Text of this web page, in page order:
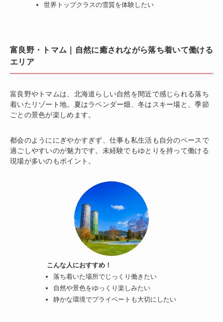
世界トップクラスの雪質を体験したい
富良野・トマム｜自然に癒されながら落ち着いて働ける
エリア
富良野やトマムは、北海道らしい自然を間近で感じられる落ち
着いたリゾート地。夏はラベンダー畑、冬はスキー場と、季節
ごとの景色が楽しめます。
都会のようににぎやかすぎず、仕事も私生活も自分のペースで
過ごしやすいのが魅力です。未経験でもゆとりを持って働ける
現場が多いのもポイント。
こんな人におすすめ！
落ち着いた場所でじっくり働きたい
自然や景色をゆっくり楽しみたい
静かな環境でプライベートも大切にしたい